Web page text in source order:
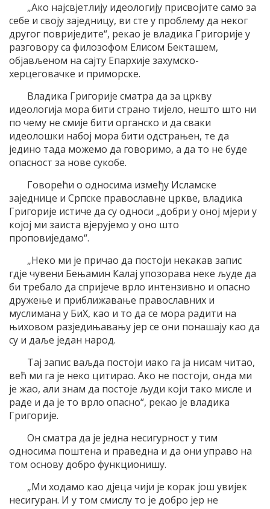
„Ако најсвјетлију идеологију присвојите само за
себе и своју заједницу, ви сте у проблему да неког
другог повриједите“, рекао је владика Григорије у
разговору са филозофом Елисом Бекташем,
објављеном на сајту Епархије захумско-
херцеговачке и приморске.
Владика Григорије сматра да за цркву
идеологија мора бити страно тијело, нешто што ни
по чему не смије бити органско и да сваки
идеолошки набој мора бити одстрањен, те да
једино тада можемо да говоримо, а да то не буде
опасност за нове сукобе.
Говорећи о односима између Исламске
заједнице и Српске православне цркве, владика
Григорије истиче да су односи „добри у оној мјери у
којој ми заиста вјерујемо у оно што
проповиједамо“.
„Неко ми је причао да постоји некакав запис
гдје чувени Бењамин Калај упозорава неке људе да
би требало да спријече врло интензивно и опасно
дружење и приближавање православних и
муслимана у БиХ, као и то да се мора радити на
њиховом разједињавању јер се они понашају као да
су и даље један народ.
Тај запис ваљда постоји иако га ја нисам читао,
већ ми га је неко цитирао. Ако не постоји, онда ми
је жао, али знам да постоје људи који тако мисле и
раде и да је то врло опасно“, рекао је владика
Григорије.
Он сматра да је једна несигурност у тим
односима поштена и праведна и да они управо на
том основу добро функционишу.
„Ми ходамо као дјеца чији је корак још увијек
несигуран. И у том смислу то је добро јер не